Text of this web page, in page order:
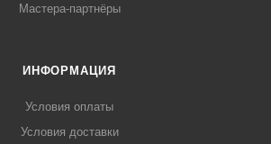
Мастера-партнёры
ИНФОРМАЦИЯ
Условия оплаты
Условия доставки